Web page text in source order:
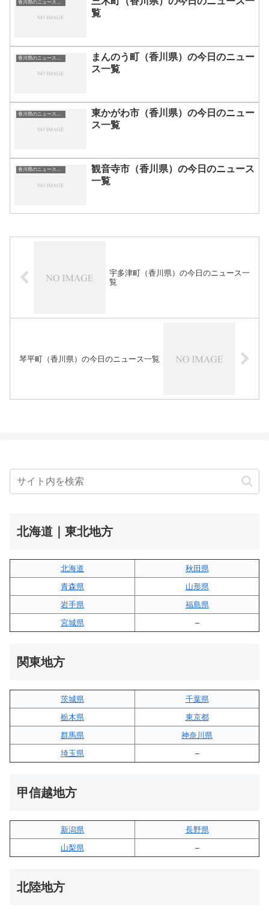
覧
まんのう町（香川県）の今日のニュー
ス一覧
東かがわ市（香川県）の今日のニュー
ス一覧
香川県のニュース一覧
観音寺市（香川県）の今日のニュース
一覧
宇多津町（香川県）の今日のニュース一
覧
琴平町（香川県）の今日のニュース一覧
北海道｜東北地方
北海道
秋田県
青森県
山形県
岩手県
福島県
宮城県
–
関東地方
茨城県
千葉県
栃木県
東京都
群馬県
神奈川県
埼玉県
–
甲信越地方
新潟県
長野県
山梨県
–
北陸地方